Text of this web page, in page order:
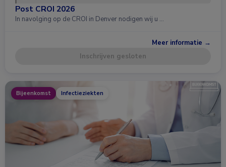
Post CROI 2026
In navolging op de CROI in Denver nodigen wij u …
Meer informatie →
Inschrijven gesloten
Bijeenkomst Infectieziekten